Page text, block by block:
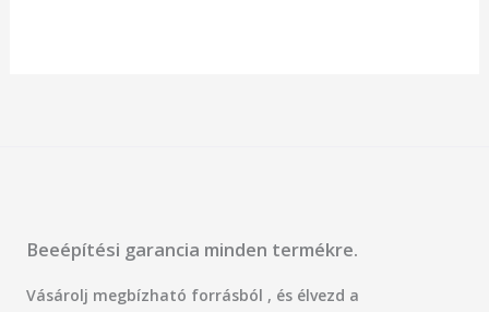
Beeépítési garancia minden termékre.
Vásárolj megbízható forrásból , és élvezd a